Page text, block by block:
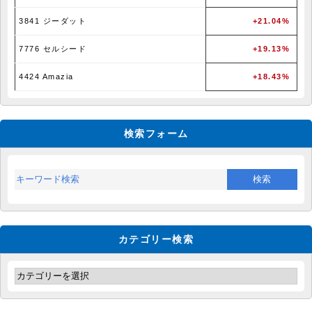
3841 ジーダット +21.04%
7776 セルシード +19.13%
4424 Amazia +18.43%
検索フォーム
カテゴリー検索